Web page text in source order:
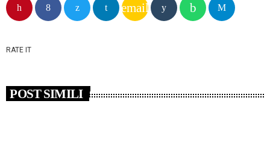
email
RATE IT
POST SIMILI